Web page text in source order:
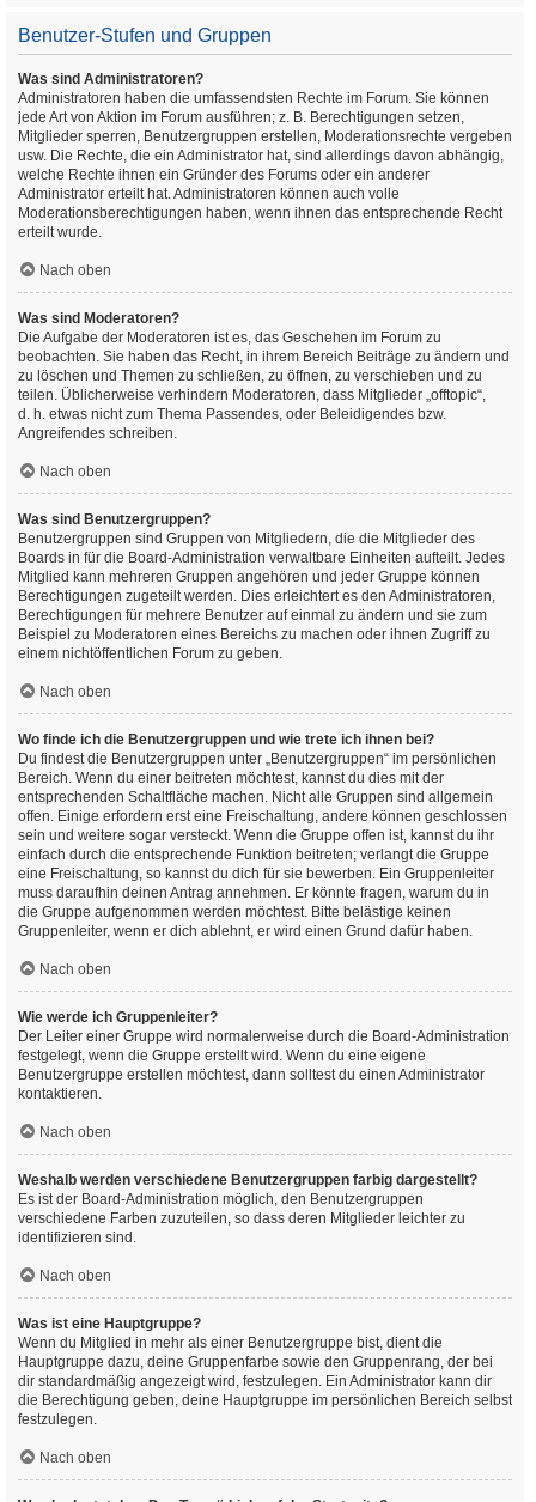
Benutzer-Stufen und Gruppen
Was sind Administratoren?
Administratoren haben die umfassendsten Rechte im Forum. Sie können
jede Art von Aktion im Forum ausführen; z. B. Berechtigungen setzen,
Mitglieder sperren, Benutzergruppen erstellen, Moderationsrechte vergeben
usw. Die Rechte, die ein Administrator hat, sind allerdings davon abhängig,
welche Rechte ihnen ein Gründer des Forums oder ein anderer
Administrator erteilt hat. Administratoren können auch volle
Moderationsberechtigungen haben, wenn ihnen das entsprechende Recht
erteilt wurde.
Nach oben
Was sind Moderatoren?
Die Aufgabe der Moderatoren ist es, das Geschehen im Forum zu
beobachten. Sie haben das Recht, in ihrem Bereich Beiträge zu ändern und
zu löschen und Themen zu schließen, zu öffnen, zu verschieben und zu
teilen. Üblicherweise verhindern Moderatoren, dass Mitglieder „offtopic“,
d. h. etwas nicht zum Thema Passendes, oder Beleidigendes bzw.
Angreifendes schreiben.
Nach oben
Was sind Benutzergruppen?
Benutzergruppen sind Gruppen von Mitgliedern, die die Mitglieder des
Boards in für die Board-Administration verwaltbare Einheiten aufteilt. Jedes
Mitglied kann mehreren Gruppen angehören und jeder Gruppe können
Berechtigungen zugeteilt werden. Dies erleichtert es den Administratoren,
Berechtigungen für mehrere Benutzer auf einmal zu ändern und sie zum
Beispiel zu Moderatoren eines Bereichs zu machen oder ihnen Zugriff zu
einem nichtöffentlichen Forum zu geben.
Nach oben
Wo finde ich die Benutzergruppen und wie trete ich ihnen bei?
Du findest die Benutzergruppen unter „Benutzergruppen“ im persönlichen
Bereich. Wenn du einer beitreten möchtest, kannst du dies mit der
entsprechenden Schaltfläche machen. Nicht alle Gruppen sind allgemein
offen. Einige erfordern erst eine Freischaltung, andere können geschlossen
sein und weitere sogar versteckt. Wenn die Gruppe offen ist, kannst du ihr
einfach durch die entsprechende Funktion beitreten; verlangt die Gruppe
eine Freischaltung, so kannst du dich für sie bewerben. Ein Gruppenleiter
muss daraufhin deinen Antrag annehmen. Er könnte fragen, warum du in
die Gruppe aufgenommen werden möchtest. Bitte belästige keinen
Gruppenleiter, wenn er dich ablehnt, er wird einen Grund dafür haben.
Nach oben
Wie werde ich Gruppenleiter?
Der Leiter einer Gruppe wird normalerweise durch die Board-Administration
festgelegt, wenn die Gruppe erstellt wird. Wenn du eine eigene
Benutzergruppe erstellen möchtest, dann solltest du einen Administrator
kontaktieren.
Nach oben
Weshalb werden verschiedene Benutzergruppen farbig dargestellt?
Es ist der Board-Administration möglich, den Benutzergruppen
verschiedene Farben zuzuteilen, so dass deren Mitglieder leichter zu
identifizieren sind.
Nach oben
Was ist eine Hauptgruppe?
Wenn du Mitglied in mehr als einer Benutzergruppe bist, dient die
Hauptgruppe dazu, deine Gruppenfarbe sowie den Gruppenrang, der bei
dir standardmäßig angezeigt wird, festzulegen. Ein Administrator kann dir
die Berechtigung geben, deine Hauptgruppe im persönlichen Bereich selbst
festzulegen.
Nach oben